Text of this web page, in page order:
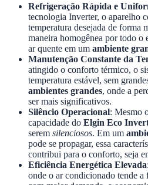
Refrigeração Rápida e
tecnologia Inverter, o aparelho
temperatura desejada de forma
maneira homogênea por todo o
ar quente em um ambiente
Manutenção Constante da
atingido o conforto térmico, o
temperatura estável, sem
ambientes grandes, onde a
ser mais significativos.
Silêncio Operacional: Mesmo
capacidade do Elgin Eco
serem silenciosos. Em um
pode se propagar, essa
contribui para o conforto, seja
Eficiência Energética Elevada
onde o ar condicionado tende